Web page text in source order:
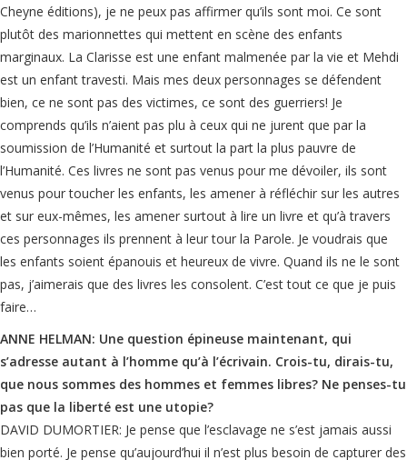
Cheyne éditions), je ne peux pas affirmer qu’ils sont moi. Ce sont
plutôt des marionnettes qui mettent en scène des enfants
marginaux. La Clarisse est une enfant malmenée par la vie et Mehdi
est un enfant travesti. Mais mes deux personnages se défendent
bien, ce ne sont pas des victimes, ce sont des guerriers! Je
comprends qu’ils n’aient pas plu à ceux qui ne jurent que par la
soumission de l’Humanité et surtout la part la plus pauvre de
l’Humanité. Ces livres ne sont pas venus pour me dévoiler, ils sont
venus pour toucher les enfants, les amener à réfléchir sur les autres
et sur eux-mêmes, les amener surtout à lire un livre et qu’à travers
ces personnages ils prennent à leur tour la Parole. Je voudrais que
les enfants soient épanouis et heureux de vivre. Quand ils ne le sont
pas, j’aimerais que des livres les consolent. C’est tout ce que je puis
faire…
ANNE HELMAN: Une question épineuse maintenant, qui
s’adresse autant à l’homme qu’à l’écrivain. Crois-tu, dirais-tu,
que nous sommes des hommes et femmes libres? Ne penses-tu
pas que la liberté est une utopie?
DAVID DUMORTIER: Je pense que l’esclavage ne s’est jamais aussi
bien porté. Je pense qu’aujourd’hui il n’est plus besoin de capturer des